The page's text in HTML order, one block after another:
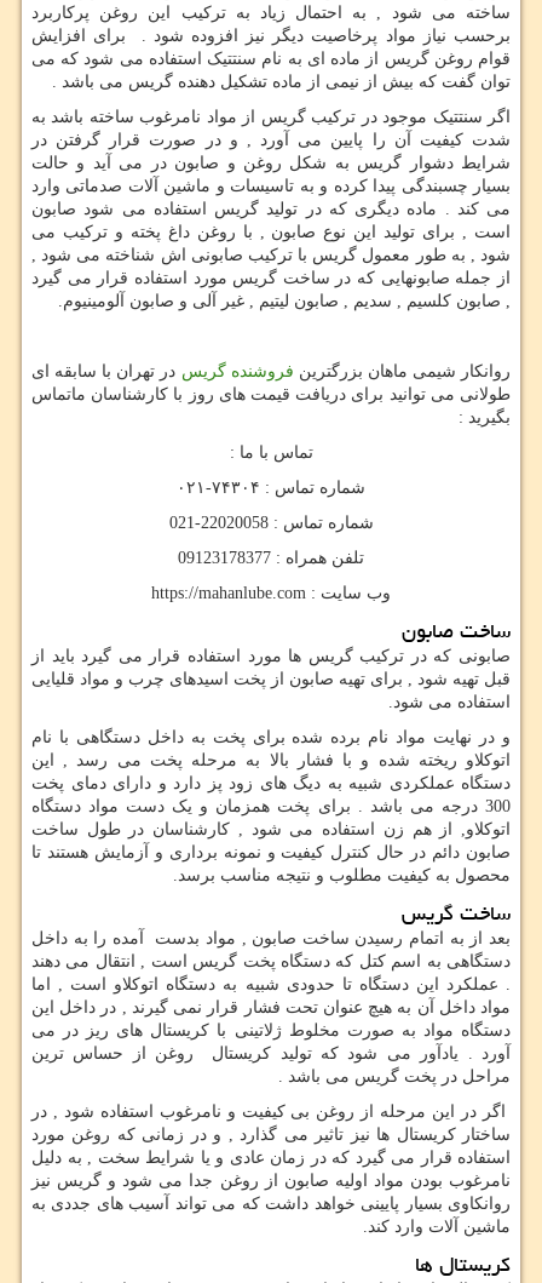
ساخته می شود , به احتمال زیاد به ترکیب این روغن پرکاربرد
برحسب نیاز مواد پرخاصیت دیگر نیز افزوده شود . برای افزایش
قوام روغن گریس از ماده ای به نام سنتتیک استفاده می شود که می
توان گفت که بیش از نیمی از ماده تشکیل دهنده گریس می باشد .
اگر سنتتیک موجود در ترکیب گریس از مواد نامرغوب ساخته باشد به
شدت کیفیت آن را پایین می آورد , و در صورت قرار گرفتن در
شرایط دشوار گریس به شکل روغن و صابون در می آید و حالت
بسیار چسبندگی پیدا کرده و به تاسیسات و ماشین آلات صدماتی وارد
می کند . ماده دیگری که در تولید گریس استفاده می شود صابون
است , برای تولید این نوع صابون , با روغن داغ پخته و ترکیب می
شود , به طور معمول گریس با ترکیب صابونی اش شناخته می شود ,
از جمله صابونهایی که در ساخت گریس مورد استفاده قرار می گیرد
, صابون کلسیم , سدیم , صابون لیتیم , غیر آلی و صابون آلومینیوم.
روانکار شیمی ماهان بزرگترین فروشنده گریس در تهران با سابقه ای
طولانی می توانید برای دریافت قیمت های روز با کارشناسان ماتماس
بگیرید :
تماس با ما :
شماره تماس : ۷۴۳۰۴-۰۲۱
شماره تماس : 22020058-021
تلفن همراه : 09123178377
وب سایت : https://mahanlube.com
ساخت صابون
صابونی که در ترکیب گریس ها مورد استفاده قرار می گیرد باید از
قبل تهیه شود , برای تهیه صابون از پخت اسیدهای چرب و مواد قلیایی
استفاده می شود.
و در نهایت مواد نام برده شده برای پخت به داخل دستگاهی با نام
اتوکلاو ریخته شده و با فشار بالا به مرحله پخت می رسد , این
دستگاه عملکردی شبیه به دیگ های زود پز دارد و دارای دمای پخت
300 درجه می باشد . برای پخت همزمان و یک دست مواد دستگاه
اتوکلاو, از هم زن استفاده می شود , کارشناسان در طول ساخت
صابون دائم در حال کنترل کیفیت و نمونه برداری و آزمایش هستند تا
محصول به کیفیت مطلوب و نتیجه مناسب برسد.
ساخت گریس
بعد از به اتمام رسیدن ساخت صابون , مواد بدست آمده را به داخل
دستگاهی به اسم کتل که دستگاه پخت گریس است , انتقال می دهند
. عملکرد این دستگاه تا حدودی شبیه به دستگاه اتوکلاو است , اما
مواد داخل آن به هیچ عنوان تحت فشار قرار نمی گیرند , در داخل این
دستگاه مواد به صورت مخلوط ژلاتینی با کریستال های ریز در می
آورد . یادآور می شود که تولید کریستال روغن از حساس ترین
مراحل در پخت گریس می باشد .
اگر در این مرحله از روغن بی کیفیت و نامرغوب استفاده شود , در
ساختار کریستال ها نیز تاثیر می گذارد , و در زمانی که روغن مورد
استفاده قرار می گیرد که در زمان عادی و یا شرایط سخت , به دلیل
نامرغوب بودن مواد اولیه صابون از روغن جدا می شود و گریس نیز
روانکاوی بسیار پایینی خواهد داشت که می تواند آسیب های جددی به
ماشین آلات وارد کند.
کریستال ها